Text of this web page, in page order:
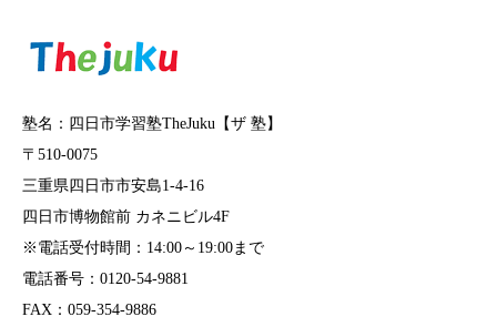
塾名：四日市学習塾TheJuku【ザ 塾】
〒510-0075
三重県四日市市安島1-4-16
四日市博物館前 カネニビル4F
※電話受付時間：14:00～19:00まで
電話番号：0120-54-9881
FAX：059-354-9886